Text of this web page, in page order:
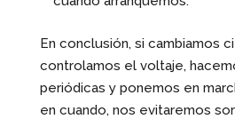
En conclusión, si cambiamos
controlamos el voltaje,
periódicas y ponemos en
en cuando, nos evitaremos